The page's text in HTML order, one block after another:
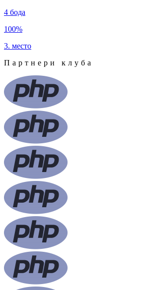
4 бода
100%
3. место
Партнери клуба